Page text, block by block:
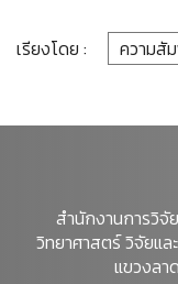
เรียงโดย :
สำนักงานการวิจั
วิทยาศาสตร์ วิจัยแ
แขวงลา